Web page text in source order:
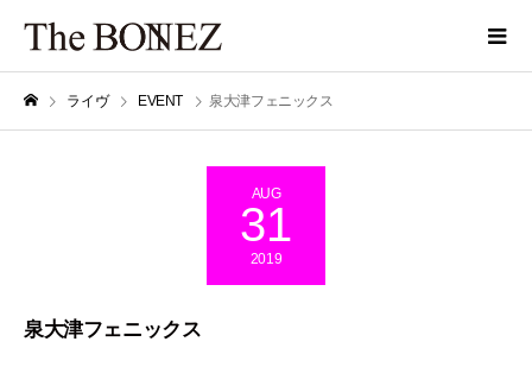
ライヴ EVENT 泉大津フェニックス
AUG
31
2019
泉大津フェニックス